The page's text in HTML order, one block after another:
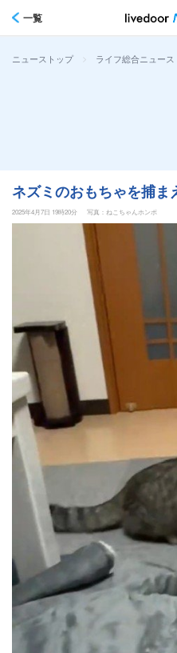
一覧
ニューストップ > ライフ総合ニュース
ネズミのおもちゃを捕ま
2025年4月7日 19時20分 写真：ねこちゃんホンポ